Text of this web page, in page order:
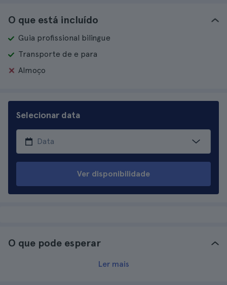
O que está incluído
Guia profissional bilingue
Transporte de e para
Almoço
Selecionar data
Ver disponibilidade
O que pode esperar
Ler mais